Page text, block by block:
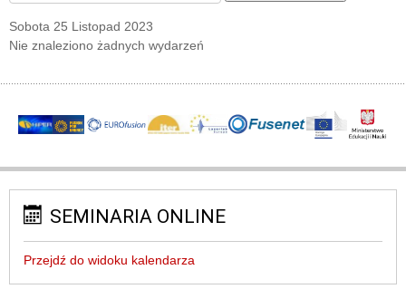
Sobota 25 Listopad 2023
Nie znaleziono żadnych wydarzeń
SEMINARIA ONLINE
Przejdź do widoku kalendarza